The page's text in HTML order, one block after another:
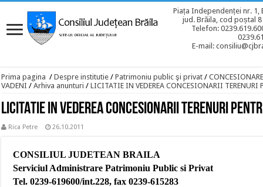
Piața Independenței nr. 1,
jud. Brăila, cod poștal
Telefon:
E-mail:
Prima pagina / Despre institutie / Patrimoniu public şi privat /
VADENI / Arhiva anunturi / LICITATIE IN VEDEREA CONCESIONARII TERENURI
LICITATIE IN VEDEREA CONCESIONARII TERENURI
Rica Petre 26.10.2011
CONSILIUL JUDETEAN BRAILA
Serviciul Administrare Patrimoniu Public si Privat
Tel. 0239-619600/int.228, fax 0239-615283